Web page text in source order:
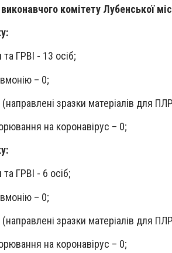
комітету Лубенської
ГРВІ - 13 осіб;
– 0;
(направлені зразки матеріалів для
на коронавірус – 0;
ГРВІ - 6 осіб;
– 0;
(направлені зразки матеріалів для
на коронавірус – 0;